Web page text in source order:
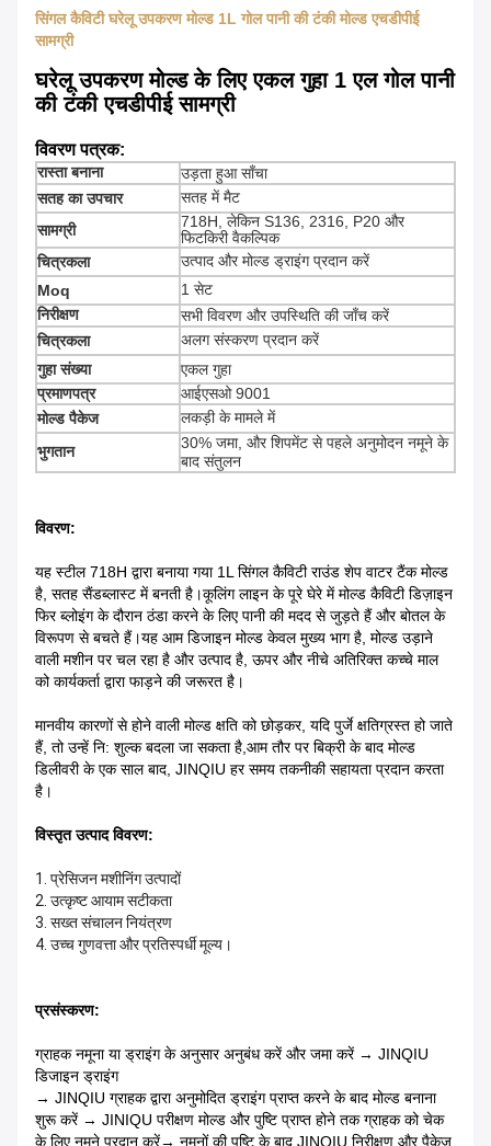
सिंगल कैविटी घरेलू उपकरण मोल्ड 1L गोल पानी की टंकी मोल्ड एचडीपीई
सामग्री
घरेलू उपकरण मोल्ड के लिए एकल गुहा 1 एल गोल पानी
की टंकी एचडीपीई सामग्री
विवरण पत्रक:
रास्ता बनाना
उड़ता हुआ साँचा
सतह का उपचार
सतह में मैट
सामग्री
718H, लेकिन S136, 2316, P20 और
फिटकिरी वैकल्पिक
चित्रकला
उत्पाद और मोल्ड ड्राइंग प्रदान करें
Moq
1 सेट
निरीक्षण
सभी विवरण और उपस्थिति की जाँच करें
चित्रकला
अलग संस्करण प्रदान करें
गुहा संख्या
एकल गुहा
प्रमाणपत्र
आईएसओ 9001
मोल्ड पैकेज
लकड़ी के मामले में
भुगतान
30% जमा, और शिपमेंट से पहले अनुमोदन नमूने के
बाद संतुलन
विवरण:
यह स्टील 718H द्वारा बनाया गया 1L सिंगल कैविटी राउंड शेप वाटर टैंक मोल्ड
है, सतह सैंडब्लास्ट में बनती है।कूलिंग लाइन के पूरे घेरे में मोल्ड कैविटी डिज़ाइन
फिर ब्लोइंग के दौरान ठंडा करने के लिए पानी की मदद से जुड़ते हैं और बोतल के
विरूपण से बचते हैं।यह आम डिजाइन मोल्ड केवल मुख्य भाग है, मोल्ड उड़ाने
वाली मशीन पर चल रहा है और उत्पाद है, ऊपर और नीचे अतिरिक्त कच्चे माल
को कार्यकर्ता द्वारा फाड़ने की जरूरत है।
मानवीय कारणों से होने वाली मोल्ड क्षति को छोड़कर, यदि पुर्जे क्षतिग्रस्त हो जाते
हैं, तो उन्हें नि: शुल्क बदला जा सकता है,आम तौर पर बिक्री के बाद मोल्ड
डिलीवरी के एक साल बाद, JINQIU हर समय तकनीकी सहायता प्रदान करता
है।
विस्तृत उत्पाद विवरण:
1. प्रेसिजन मशीनिंग उत्पादों
2. उत्कृष्ट आयाम सटीकता
3. सख्त संचालन नियंत्रण
4. उच्च गुणवत्ता और प्रतिस्पर्धी मूल्य।
प्रसंस्करण:
ग्राहक नमूना या ड्राइंग के अनुसार अनुबंध करें और जमा करें → JINQIU
डिजाइन ड्राइंग
→ JINQIU ग्राहक द्वारा अनुमोदित ड्राइंग प्राप्त करने के बाद मोल्ड बनाना
शुरू करें → JINIQU परीक्षण मोल्ड और पुष्टि प्राप्त होने तक ग्राहक को चेक
के लिए नमूने प्रदान करें→ नमूनों की पुष्टि के बाद JINQIU निरीक्षण और पैकेज